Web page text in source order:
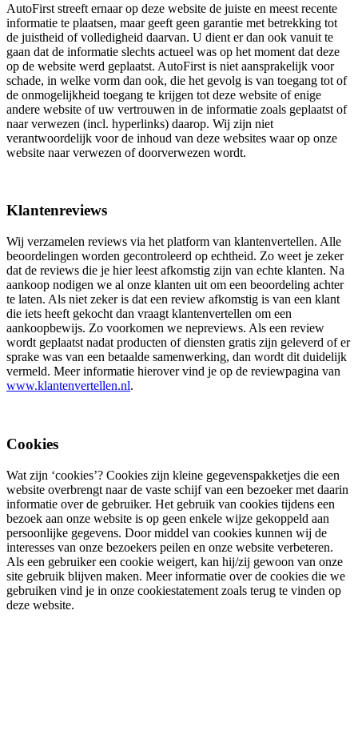
AutoFirst streeft ernaar op deze website de juiste en meest recente
informatie te plaatsen, maar geeft geen garantie met betrekking tot
de juistheid of volledigheid daarvan. U dient er dan ook vanuit te
gaan dat de informatie slechts actueel was op het moment dat deze
op de website werd geplaatst. AutoFirst is niet aansprakelijk voor
schade, in welke vorm dan ook, die het gevolg is van toegang tot of
de onmogelijkheid toegang te krijgen tot deze website of enige
andere website of uw vertrouwen in de informatie zoals geplaatst of
naar verwezen (incl. hyperlinks) daarop. Wij zijn niet
verantwoordelijk voor de inhoud van deze websites waar op onze
website naar verwezen of doorverwezen wordt.
Klantenreviews
Wij verzamelen reviews via het platform van klantenvertellen. Alle
beoordelingen worden gecontroleerd op echtheid. Zo weet je zeker
dat de reviews die je hier leest afkomstig zijn van echte klanten. Na
aankoop nodigen we al onze klanten uit om een beoordeling achter
te laten. Als niet zeker is dat een review afkomstig is van een klant
die iets heeft gekocht dan vraagt klantenvertellen om een
aankoopbewijs. Zo voorkomen we nepreviews. Als een review
wordt geplaatst nadat producten of diensten gratis zijn geleverd of er
sprake was van een betaalde samenwerking, dan wordt dit duidelijk
vermeld. Meer informatie hierover vind je op de reviewpagina van
www.klantenvertellen.nl.
Cookies
Wat zijn ‘cookies’? Cookies zijn kleine gegevenspakketjes die een
website overbrengt naar de vaste schijf van een bezoeker met daarin
informatie over de gebruiker. Het gebruik van cookies tijdens een
bezoek aan onze website is op geen enkele wijze gekoppeld aan
persoonlijke gegevens. Door middel van cookies kunnen wij de
interesses van onze bezoekers peilen en onze website verbeteren.
Als een gebruiker een cookie weigert, kan hij/zij gewoon van onze
site gebruik blijven maken. Meer informatie over de cookies die we
gebruiken vind je in onze cookiestatement zoals terug te vinden op
deze website.